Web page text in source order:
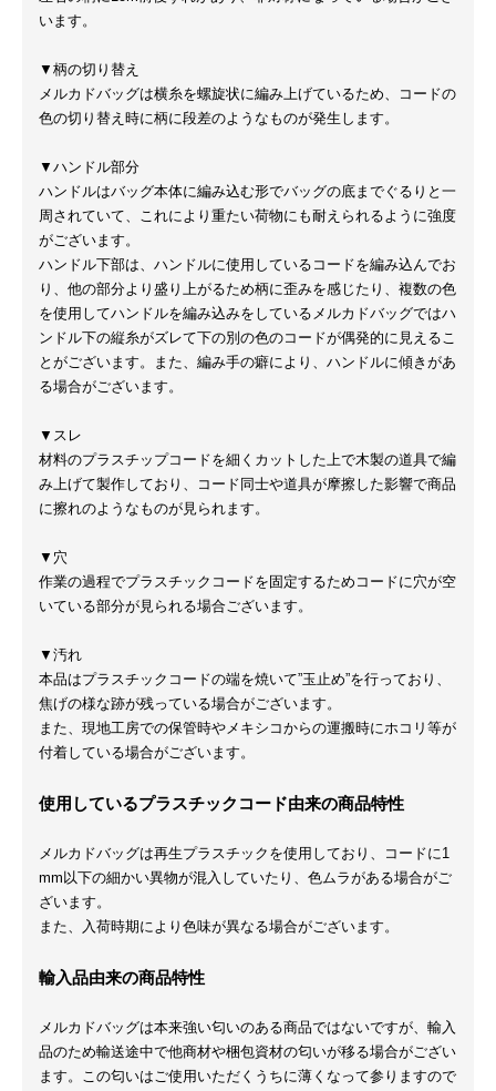
います。
▼柄の切り替え
メルカドバッグは横糸を螺旋状に編み上げているため、コードの
色の切り替え時に柄に段差のようなものが発生します。
▼ハンドル部分
ハンドルはバッグ本体に編み込む形でバッグの底までぐるりと一
周されていて、これにより重たい荷物にも耐えられるように強度
がございます。
ハンドル下部は、ハンドルに使用しているコードを編み込んでお
り、他の部分より盛り上がるため柄に歪みを感じたり、複数の色
を使用してハンドルを編み込みをしているメルカドバッグではハ
ンドル下の縦糸がズレて下の別の色のコードが偶発的に見えるこ
とがございます。また、編み手の癖により、ハンドルに傾きがあ
る場合がございます。
▼スレ
材料のプラスチップコードを細くカットした上で木製の道具で編
み上げて製作しており、コード同士や道具が摩擦した影響で商品
に擦れのようなものが見られます。
▼穴
作業の過程でプラスチックコードを固定するためコードに穴が空
いている部分が見られる場合ございます。
▼汚れ
本品はプラスチックコードの端を焼いて”玉止め”を行っており、
焦げの様な跡が残っている場合がございます。
また、現地工房での保管時やメキシコからの運搬時にホコリ等が
付着している場合がございます。
使用しているプラスチックコード由来の商品特性
メルカドバッグは再生プラスチックを使用しており、コードに1
mm以下の細かい異物が混入していたり、色ムラがある場合がご
ざいます。
また、入荷時期により色味が異なる場合がございます。
輸入品由来の商品特性
メルカドバッグは本来強い匂いのある商品ではないですが、輸入
品のため輸送途中で他商材や梱包資材の匂いが移る場合がござい
ます。この匂いはご使用いただくうちに薄くなって参りますので